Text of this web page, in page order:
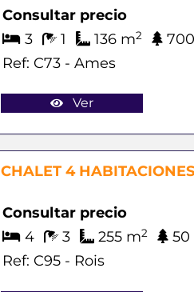
Consultar precio
3
1 136 m2
Ref: C73 - Ames
Ver
CHALET 4
Consultar precio
4
3 255 m2 50
Ref: C95 - Rois